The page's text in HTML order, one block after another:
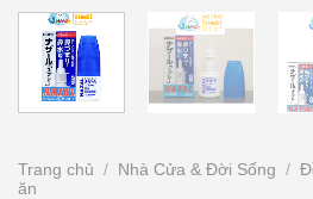
Trang chủ / Nhà Cửa & Đời Sống /
ăn